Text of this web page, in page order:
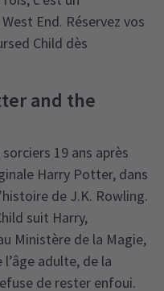
End. Réservez vos
Child dès
and the
19 ans après
Harry Potter, dans
de J.K. Rowling.
suit Harry,
Ministère de la Magie,
adulte, de la
de rester enfoui.